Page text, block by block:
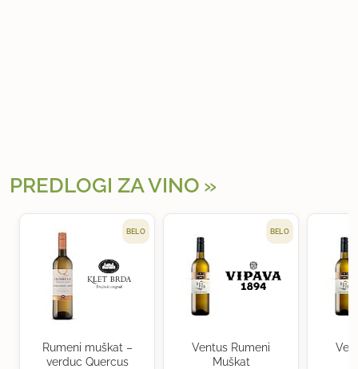
PREDLOGI ZA VINO
BELO
Rumeni muškat –
verduc Quercus
BELO
Ventus Rumeni
Muškat